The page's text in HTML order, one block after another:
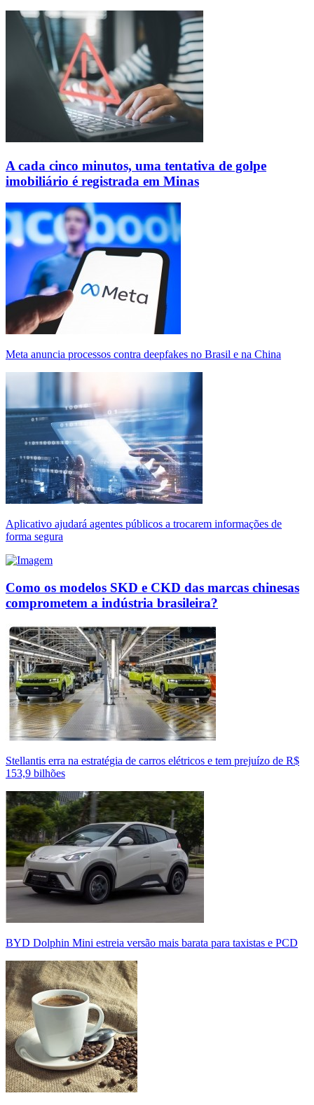
A cada cinco minutos, uma tentativa de golpe
imobiliário é registrada em Minas
Meta anuncia processos contra deepfakes no Brasil e na China
Aplicativo ajudará agentes públicos a trocarem informações de
forma segura
Como os modelos SKD e CKD das marcas chinesas
comprometem a indústria brasileira?
Stellantis erra na estratégia de carros elétricos e tem prejuízo de R$
153,9 bilhões
BYD Dolphin Mini estreia versão mais barata para taxistas e PCD